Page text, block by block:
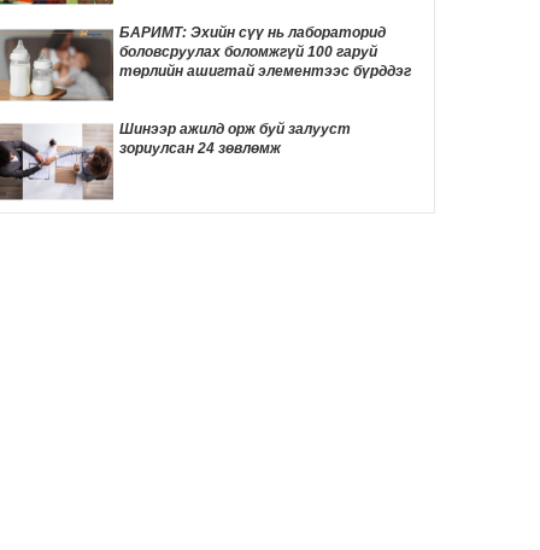
20 цаг 4 мин
Энэ оны эхний хагас жилд авто бензин
505.2 мянган тонн, дизель түлш 956.7
мянган тонн импортолжээ
20 цаг 33 мин
Meta-ийн туршилтын хиймэл оюун ухаан
өөр компанийн системийг хакердсан
зөрчил илэрчээ
БАРИМТ: Эхийн сүү нь лабораторид
боловсруулах боломжгүй 100 гаруй
төрлийн ашигтай элементээс бүрддэг
Шинээр ажилд орж буй залууст
зориулсан 24 зөвлөмж